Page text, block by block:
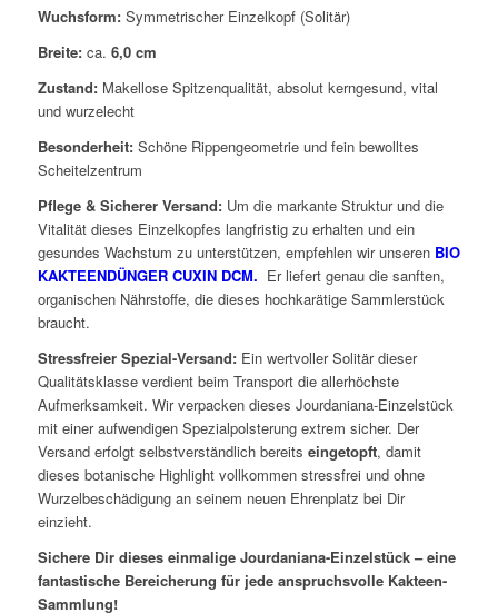
Wuchsform:Symmetrischer Einzelkopf (Solitär)
Breite:ca. 6,0 cm
Zustand:Makellose Spitzenqualität, absolut kerngesund, vital
und wurzelecht
Besonderheit:Schöne Rippengeometrie und fein bewolltes
Scheitelzentrum
Pflege & Sicherer Versand:Um die markante Struktur und die
Vitalität dieses Einzelkopfes langfristig zu erhalten und ein
gesundes Wachstum zu unterstützen, empfehlen wir unseren BIO
KAKTEENDÜNGER CUXIN DCM. Er liefert genau die sanften,
organischen Nährstoffe, die dieses hochkarätige Sammlerstück
braucht.
Stressfreier Spezial-Versand:Ein wertvoller Solitär dieser
Qualitätsklasse verdient beim Transport die allerhöchste
Aufmerksamkeit. Wir verpacken dieses Jourdaniana-Einzelstück
mit einer aufwendigen Spezialpolsterung extrem sicher. Der
Versand erfolgt selbstverständlich bereits eingetopft, damit
dieses botanische Highlight vollkommen stressfrei und ohne
Wurzelbeschädigung an seinem neuen Ehrenplatz bei Dir
einzieht.
Sichere Dir dieses einmalige Jourdaniana-Einzelstück – eine
fantastische Bereicherung für jede anspruchsvolle Kakteen-
Sammlung!